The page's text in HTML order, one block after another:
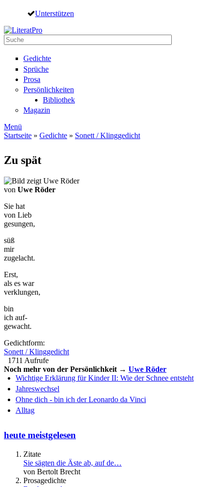
Direkt zum Inhalt
Unterstützen
Suche
Gedichte
Sprüche
Prosa
Persönlichkeiten
Bibliothek
Magazin
Menü
Startseite » Gedichte » Sonett / Klinggedicht
Zu spät
von Uwe Röder
Sie hat
von Lieb
gesungen,
süß
mir
zugelacht.
Erst,
als es war
verklungen,
bin
ich auf-
gewacht.
Gedichtform:
Sonett / Klinggedicht
1711 Aufrufe
Noch mehr von der Persönlichkeit → Uwe Röder
Wichtige Erklärung für Kinder II: Wie der Schnee entsteht
Jahreswechsel
Ohne dich - bin ich der Leonardo da Vinci
Alltag
heute meistgelesen
Zitate
Sie sägten die Äste ab, auf de…
von Bertolt Brecht
Prosagedichte